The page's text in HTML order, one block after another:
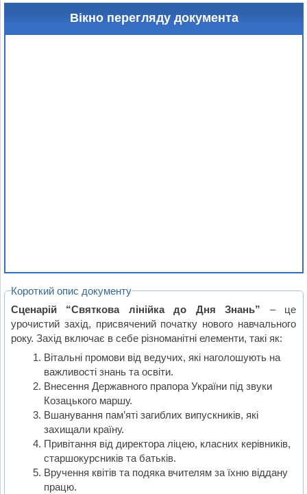
Вікно перегляду документа
Короткий опис документу
Сценарій “Святкова лінійка до Дня Знань” – це
урочистий захід, присвячений початку нового навчального
року. Захід включає в себе різноманітні елементи, такі як:
Вітальні промови від ведучих, які наголошують на
важливості знань та освіти.
Внесення Державного прапора України під звуки
Козацького маршу.
Вшанування пам’яті загиблих випускників, які
захищали країну.
Привітання від директора ліцею, класних керівників,
старшокурсників та батьків.
Вручення квітів та подяка вчителям за їхню віддану
працю.